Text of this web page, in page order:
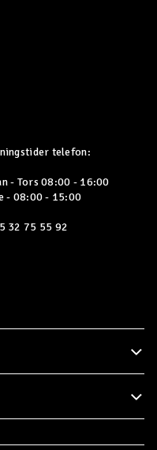
telefon:
- Tors 08:00 - 16:00
- 08:00 - 15:00
32 75 55 92